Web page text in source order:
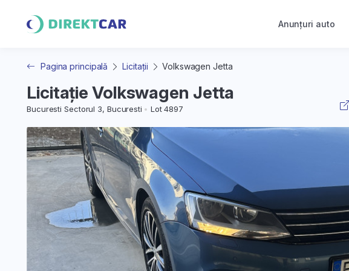
Anunțuri auto
Pagina principală Licitații Volkswagen Jetta
Licitație Volkswagen Jetta
Bucuresti Sectorul 3, Bucuresti Lot 4897